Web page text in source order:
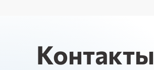
Контакты